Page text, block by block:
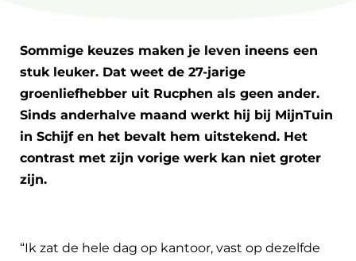
Sommige keuzes maken je leven ineens een
stuk leuker. Dat weet de 27-jarige
groenliefhebber uit Rucphen als geen ander.
Sinds anderhalve maand werkt hij bij MijnTuin
in Schijf en het bevalt hem uitstekend. Het
contrast met zijn vorige werk kan niet groter
zijn.
“Ik zat de hele dag op kantoor, vast op dezelfde